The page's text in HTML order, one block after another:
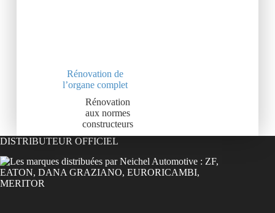
Rénovation de
l’organe complet
Rénovation
aux normes
constructeurs
DISTRIBUTEUR OFFICIEL